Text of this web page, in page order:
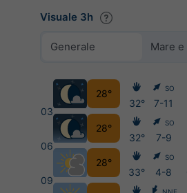
Visuale 3h
Generale Mare
03
06
09
28°
28°
28°
32°
32°
33°
SO
7-11
SO
7-9
SO
4-8